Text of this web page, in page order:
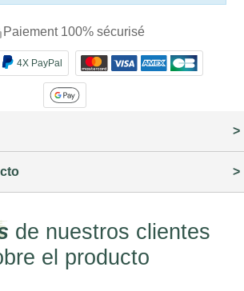
Paiement 100% sécurisé
4X PayPal
de nuestros clientes
el producto